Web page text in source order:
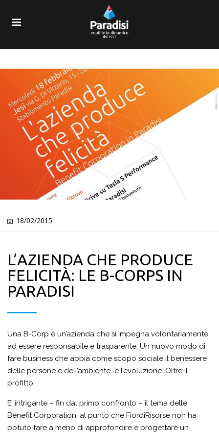
18/02/2015
L’AZIENDA CHE PRODUCE
FELICITÀ: LE B-CORPS IN
PARADISI
Una B-Corp è un’azienda che si impegna volontariamente
ad essere responsabile e trasparente. Un nuovo modo di
fare business che abbia come scopo sociale il benessere
delle persone e dell’ambiente e l’evoluzione. Oltre il
profitto.
E’ intrigante – fin dal primo confronto – il tema delle
Benefit Corporation, al punto che FiordiRisorse non ha
potuto fare a meno di approfondire e progettare un